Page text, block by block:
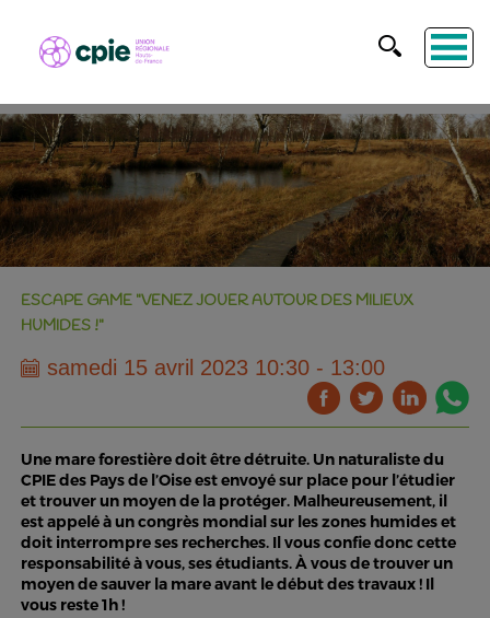
ESCAPE GAME "VENEZ JOUER AUTOUR DES MILIEUX
HUMIDES !"
samedi 15 avril 2023 10:30 - 13:00
Une mare forestière doit être détruite. Un naturaliste du
CPIE des Pays de l’Oise est envoyé sur place pour l’étudier
et trouver un moyen de la protéger. Malheureusement, il
est appelé à un congrès mondial sur les zones humides et
doit interrompre ses recherches. Il vous confie donc cette
responsabilité à vous, ses étudiants. À vous de trouver un
moyen de sauver la mare avant le début des travaux ! Il
vous reste 1h !